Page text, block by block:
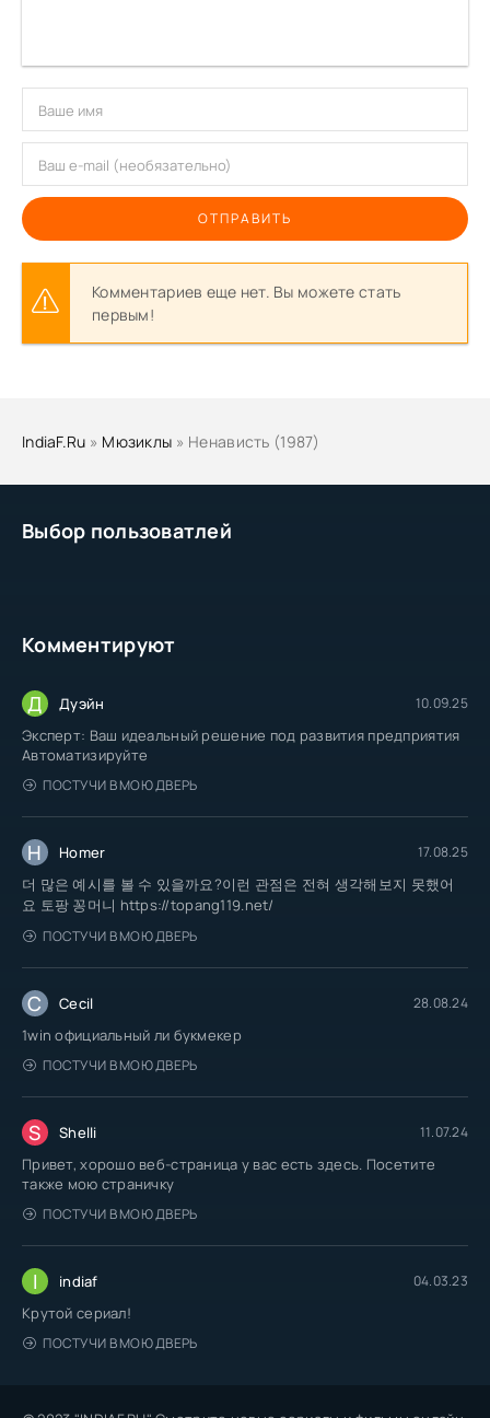
Выбор пользоватлей
Комментируют
Д Дуэйн 10.09.25
Эксперт: Ваш идеальный решение под развития предприятия
Автоматизируйте
ПОСТУЧИ В МОЮ ДВЕРЬ
H Homer 17.08.25
더 많은 예시를 볼 수 있을까요?이런 관점은 전혀 생각해보지 못했어
요 토팡 꽁머니 https://topang119.net/
ПОСТУЧИ В МОЮ ДВЕРЬ
C Cecil 28.08.24
1win официальный ли букмекер
ПОСТУЧИ В МОЮ ДВЕРЬ
S Shelli 11.07.24
Привет, хорошо веб-страница у вас есть здесь. Посетите
также мою страничку
ПОСТУЧИ В МОЮ ДВЕРЬ
I indiaf 04.03.23
Крутой сериал!
ПОСТУЧИ В МОЮ ДВЕРЬ
ОТПРАВИТЬ
Комментариев еще нет. Вы можете стать
первым!
IndiaF.Ru » Мюзиклы » Ненависть (1987)